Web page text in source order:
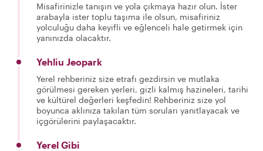
Misafirinizle tanışın ve yola çıkmaya hazır olun. İster
arabayla ister toplu taşıma ile olsun, misafiriniz
yolculuğu daha keyifli ve eğlenceli hale getirmek için
yanınızda olacaktır.
Yehliu Jeopark
Yerel rehberiniz size etrafı gezdirsin ve mutlaka
görülmesi gereken yerleri, gizli kalmış hazineleri, tarihi
ve kültürel değerleri keşfedin! Rehberiniz size yol
boyunca aklınıza takılan tüm soruları yanıtlayacak ve
içgörülerini paylaşacaktır.
Yerel Gibi